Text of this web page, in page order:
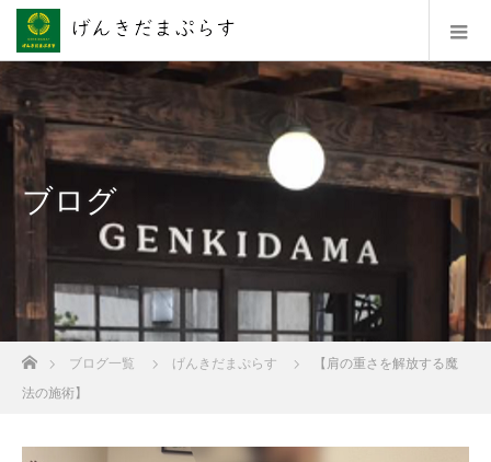
ブログ
ホームブログ一覧 げんきだまぷらす
【肩の重さを解放する魔
法の施術】